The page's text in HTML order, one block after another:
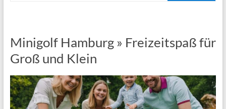
Minigolf Hamburg » Freizeitspaß für
Groß und Klein